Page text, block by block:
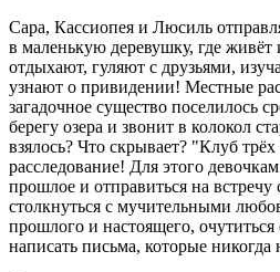
Сара, Кассиопея и Люсиль
в маленькую деревушку, где
отдыхают, гуляют с друзьями,
узнают о привидении! Местные
загадочное существо поселилось
берегу озера и звонит в колокол
взялось? Что скрывает? "Клуб трёх
расследование! Для этого
прошлое и отправиться на встречу
столкнуться с мучительными
прошлого и настоящего,
написать письма, которые